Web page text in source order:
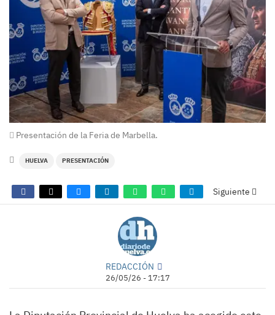
Presentación de la Feria de Marbella.
HUELVA PRESENTACIÓN
Siguiente
REDACCIÓN
26/05/26 - 17:17